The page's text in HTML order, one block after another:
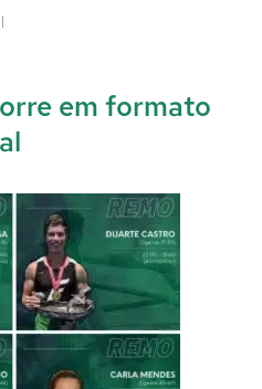
em formato